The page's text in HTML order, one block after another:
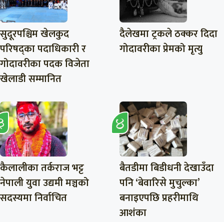
सुदूरपश्चिम खेलकुद
परिषद्का पदाधिकारी र
गोदावरीका पदक विजेता
खेलाडी सम्मानित
दैलेखमा ट्रकले ठक्कर दिदा
गोदावरीका प्रेमको मृत्यु
कैलालीका तर्कराज भट्ट
नेपाली युवा उद्यमी मञ्चको
सदस्यमा निर्वाचित
बैतडीमा बिडीधनी देखाउँदा
पनि ‘बेवारिसे मुचुल्का’
बनाइएपछि प्रहरीमाथि
आशंका